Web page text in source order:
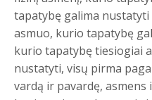
tapatybę galima
asmuo, kurio tapatybę
kurio tapatybę tiesiogiai
nustatyti, visų pirma
vardą ir pavardę,